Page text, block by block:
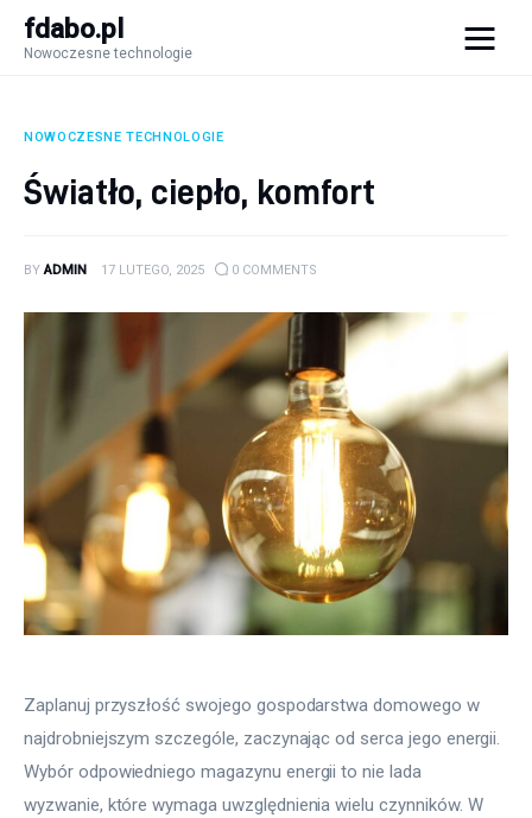
fdabo.pl
Nowoczesne technologie
fdabo.pl
Nowoczesne technologie
Maszyny
Porady
NOWOCZESNE TECHNOLOGIE
Światło, ciepło, komfort
BY ADMIN 17 LUTEGO, 2025 0 COMMENTS
Zaplanuj przyszłość swojego gospodarstwa domowego w
najdrobniejszym szczególe, zaczynając od serca jego energii.
Wybór odpowiedniego magazynu energii to nie lada
wyzwanie, które wymaga uwzględnienia wielu czynników. W